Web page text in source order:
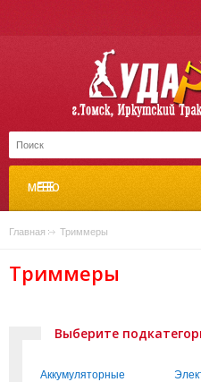
МЕНЮ
Главная » Триммеры
Триммеры
Выберите
Аккумуляторные